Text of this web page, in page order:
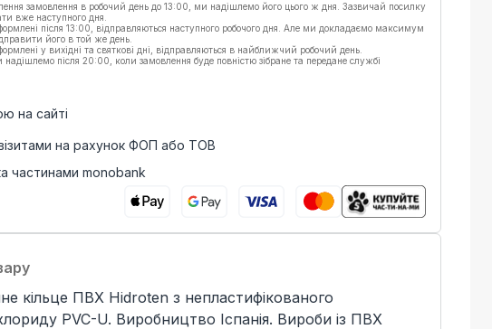
замовлення в робочий день до 13:00, ми надішлемо його цього ж дня. Зазвичай посилку
вже наступного дня.
після 13:00, відправляються наступного робочого дня. Але ми докладаємо максимум
його в той же день.
у вихідні та святкові дні, відправляються в найближчий робочий день.
після 20:00, коли замовлення буде повністю зібране та передане службі
на сайті
на рахунок ФОП або ТОВ
частинами monobank
кільце ПВХ Hidroten з непластифікованого
PVC-U. Виробництво Іспанія. Вироби із ПВХ